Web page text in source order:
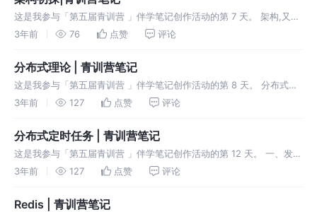
这是我参与「第五届青训营 」伴学笔记创作活动的第 7 天。 架构,又称
软件架构 是有关软件整体结构与组件的抽象描述 用于指导软件系统各
3年前 76 点赞 评论
分布式理论 | 青训营笔记
这是我参与「第五届青训营 」伴学笔记创作活动的第 8 天。 分布式
——分布式系统是计算机程序的集合，这些程序利用跨多个独立计算节
分布式数据
3年前 127 点赞 评论
分布式定时任务 | 青训营笔记
这是我参与「第五届青训营 」伴学笔记创作活动的第 12 天。 一、发展
历程 Windows批处理 10分钟后Windows电脑自动关机 Windows任务
3年前 127 点赞 评论
Redis | 青训营笔记